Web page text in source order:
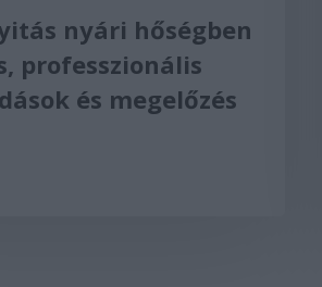
nyári hőségben
professzionális
és megelőzés